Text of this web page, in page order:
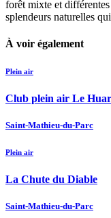
forêt mixte et différentes
splendeurs naturelles
À voir également
Plein air
Club plein air Le
Saint-Mathieu-du-Parc
Plein air
La Chute du Diable
Saint-Mathieu-du-Parc